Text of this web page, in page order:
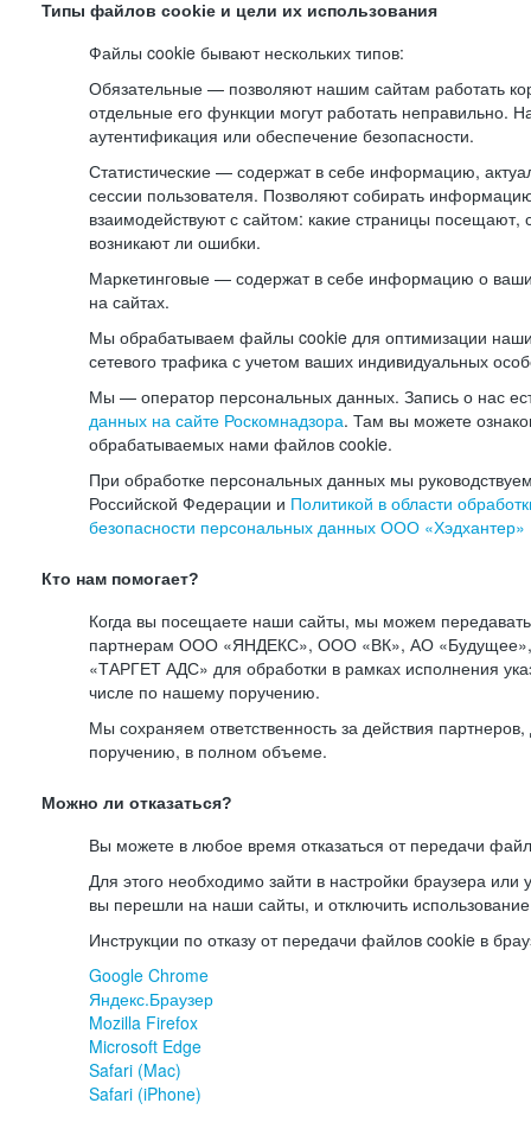
Типы файлов cookie и цели их использования
Файлы cookie бывают нескольких типов:
Обязательные — позволяют нашим сайтам работать
отдельные его функции могут работать неправильно.
аутентификация или обеспечение безопасности.
Статистические — содержат в себе информацию,
сессии пользователя. Позволяют собирать
взаимодействуют с сайтом: какие страницы посещают,
возникают ли ошибки.
Маркетинговые — содержат в себе информацию о
на сайтах.
Мы обрабатываем файлы cookie для оптимизации
сетевого трафика с учетом ваших индивидуальных
Мы — оператор персональных данных. Запись о нас
данных на сайте Роскомнадзора. Там вы можете
обрабатываемых нами файлов cookie.
При обработке персональных данных мы
Российской Федерации и Политикой в области
безопасности персональных данных ООО «Хэдхантер»
Кто нам помогает?
Когда вы посещаете наши сайты, мы можем
партнерам ООО «ЯНДЕКС», ООО «ВК», АО
«ТАРГЕТ АДС» для обработки в рамках исполнения
числе по нашему поручению.
Мы сохраняем ответственность за действия
поручению, в полном объеме.
Можно ли отказаться?
Вы можете в любое время отказаться от передачи
Для этого необходимо зайти в настройки браузера или
вы перешли на наши сайты, и отключить
Инструкции по отказу от передачи файлов cookie в
Google Chrome
Яндекс.Браузер
Mozilla Firefox
Microsoft Edge
Safari (Mac)
Safari (iPhone)